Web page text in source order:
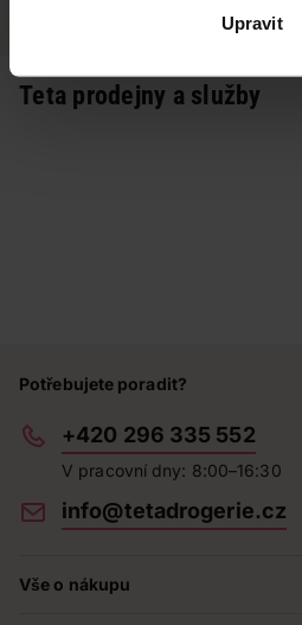
Upravit
Teta prodejny a služby
Potřebujete poradit?
+420 296 335 552
V pracovní dny: 8:00–16:30
info@tetadrogerie.cz
Vše o nákupu